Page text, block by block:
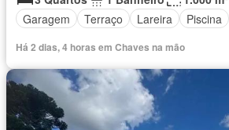
Garagem
Terraço Lareira Piscina
Há 2 dias, 4 horas em Chaves na mão